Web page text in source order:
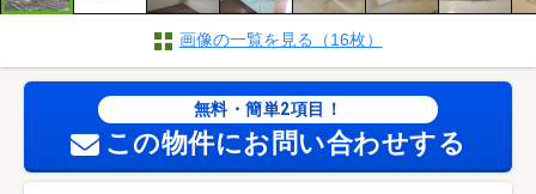
画像の一覧を見る（16枚）
無料・簡単2項目！
この物件にお問い合わせする